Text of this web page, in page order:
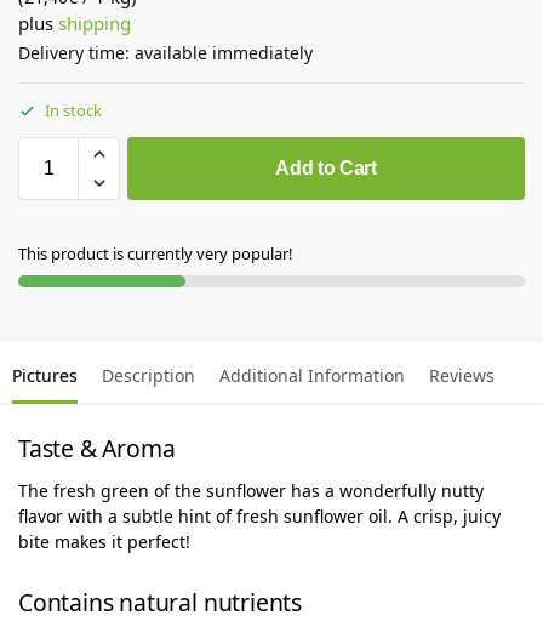
plus shipping
Delivery time: available immediately
In stock
Add to Cart
This product is currently very popular!
Pictures Description Additional Information Reviews
Taste & Aroma
The fresh green of the sunflower has a wonderfully nutty
flavor with a subtle hint of fresh sunflower oil. A crisp, juicy
bite makes it perfect!
Contains natural nutrients